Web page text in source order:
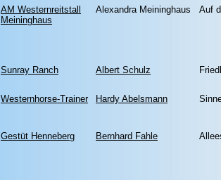
AM Westernreitstall
Meininghaus
Alexandra Meininghaus Auf
Sunray Ranch Albert Schulz
Westernhorse-Trainer Hardy Abelsmann
Gestüt Henneberg Bernhard Fahle